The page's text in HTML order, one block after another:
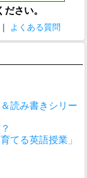
さい。
｜ よくある質問
読み書きシリー
てる英語授業」